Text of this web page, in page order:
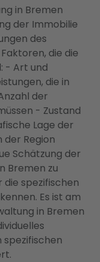
in Bremen
der Immobilie
des
die die
- Art und
die in
der
- Zustand
Lage der
Region
Schätzung der
Bremen zu
spezifischen
Es ist am
in Bremen
spezifischen